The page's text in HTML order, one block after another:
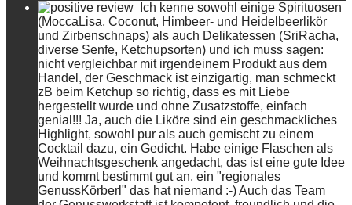
Ich kenne sowohl einige Spirituosen
(MoccaLisa, Coconut, Himbeer- und Heidelbeerlikör
und Zirbenschnaps) als auch Delikatessen (SriRacha,
diverse Senfe, Ketchupsorten) und ich muss sagen:
nicht vergleichbar mit irgendeinem Produkt aus dem
Handel, der Geschmack ist einzigartig, man schmeckt
zB beim Ketchup so richtig, dass es mit Liebe
hergestellt wurde und ohne Zusatzstoffe, einfach
genial!!! Ja, auch die Liköre sind ein geschmackliches
Highlight, sowohl pur als auch gemischt zu einem
Cocktail dazu, ein Gedicht. Habe einige Flaschen als
Weihnachtsgeschenk angedacht, das ist eine gute Idee
und kommt bestimmt gut an, ein "regionales
GenussKörberl" das hat niemand :-) Auch das Team